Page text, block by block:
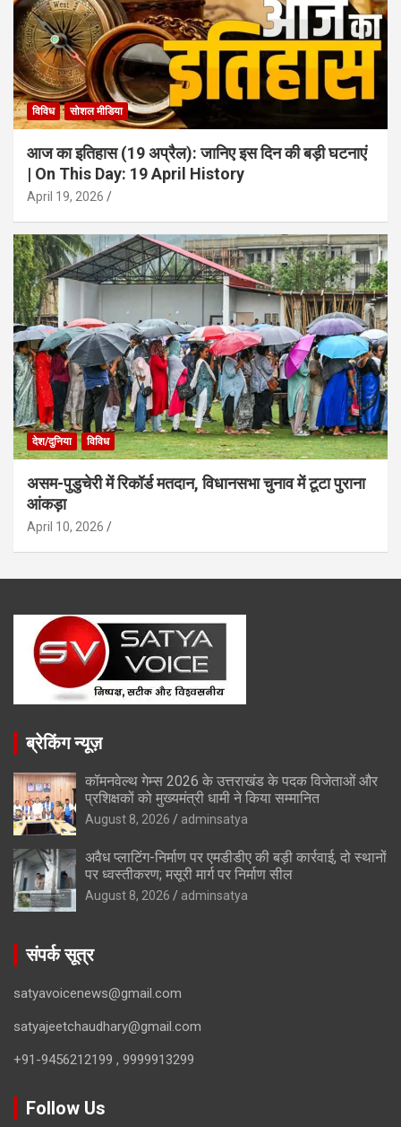
विविध सोशल मीडिया
आज का इतिहास (19 अप्रैल): जानिए इस दिन की बड़ी घटनाएं
| On This Day: 19 April History
April 19, 2026
देश/दुनिया विविध
असम-पुडुचेरी में रिकॉर्ड मतदान, विधानसभा चुनाव में टूटा पुराना
आंकड़ा
April 10, 2026
ब्रेकिंग न्यूज़
कॉमनवेल्थ गेम्स 2026 के उत्तराखंड के पदक विजेताओं और
प्रशिक्षकों को मुख्यमंत्री धामी ने किया सम्मानित
August 8, 2026 adminsatya
अवैध प्लाटिंग-निर्माण पर एमडीडीए की बड़ी कार्रवाई, दो स्थानों
पर ध्वस्तीकरण; मसूरी मार्ग पर निर्माण सील
August 8, 2026 adminsatya
संपर्क सूत्र
satyavoicenews@gmail.com
satyajeetchaudhary@gmail.com
+91-9456212199 , 9999913299
Follow Us